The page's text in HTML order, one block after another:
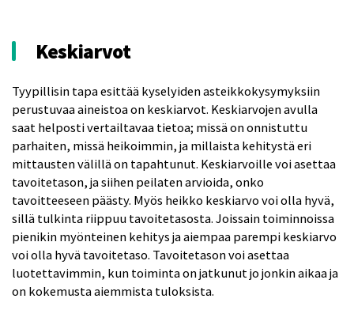
Keskiarvot
Tyypillisin tapa esittää kyselyiden asteikkokysymyksiin
perustuvaa aineistoa on keskiarvot. Keskiarvojen avulla
saat helposti vertailtavaa tietoa; missä on onnistuttu
parhaiten, missä heikoimmin, ja millaista kehitystä eri
mittausten välillä on tapahtunut. Keskiarvoille voi asettaa
tavoitetason, ja siihen peilaten arvioida, onko
tavoitteeseen päästy. Myös heikko keskiarvo voi olla hyvä,
sillä tulkinta riippuu tavoitetasosta. Joissain toiminnoissa
pienikin myönteinen kehitys ja aiempaa parempi keskiarvo
voi olla hyvä tavoitetaso. Tavoitetason voi asettaa
luotettavimmin, kun toiminta on jatkunut jo jonkin aikaa ja
on kokemusta aiemmista tuloksista.